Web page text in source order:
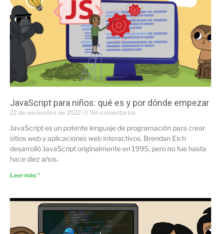
JavaScript para niños: qué es y por dónde empezar
22 de noviembre de 2022 Sin comentarios
JavaScript es un potente lenguaje de programación para crear
sitios web y aplicaciones web interactivos. Brendan Eich
desarrolló JavaScript originalmente en 1995, pero no fue hasta
hace diez años.
Leer más "